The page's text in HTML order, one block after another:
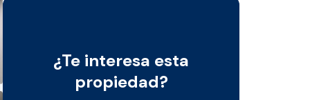
¿Te interesa esta
propiedad?